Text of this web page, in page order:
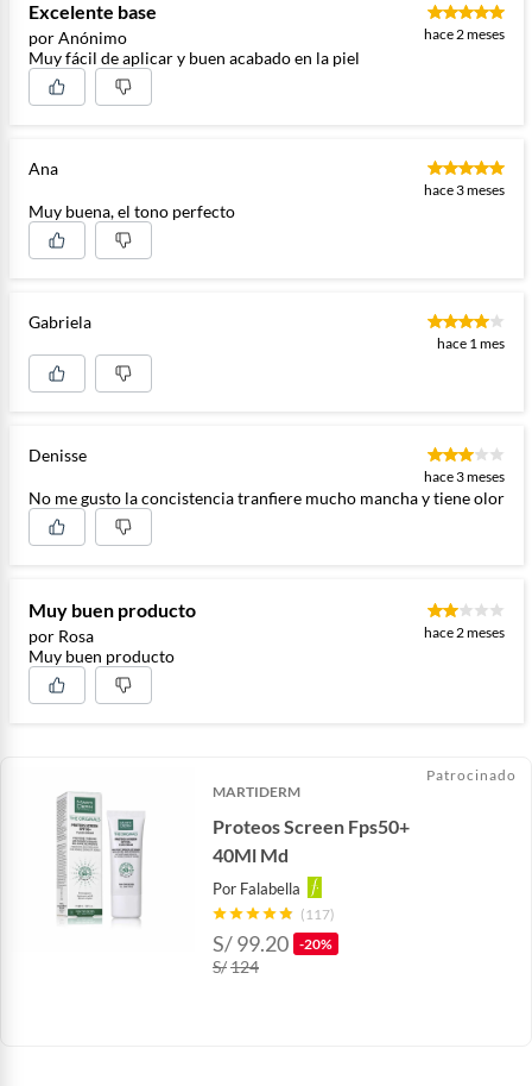
Excelente base
por Anónimo hace 2 meses
Muy fácil de aplicar y buen acabado en la piel
Ana
hace 3 meses
Muy buena, el tono perfecto
Gabriela
hace 1 mes
Denisse
hace 3 meses
No me gusto la concistencia tranfiere mucho mancha y tiene olor
Muy buen producto
por Rosa hace 2 meses
Muy buen producto
MARTIDERM
Proteos Screen Fps50+
40Ml Md
Por Falabella
(117)
S/99.20 -20%
S/124
Patrocinado